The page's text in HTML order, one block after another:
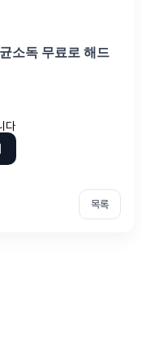
소독 무료로 해드
다
목록